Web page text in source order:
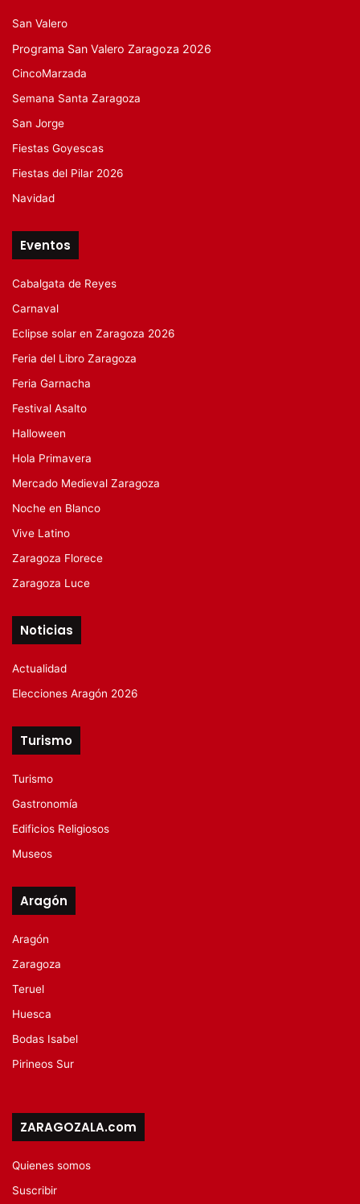
San Valero
Programa San Valero Zaragoza 2026
CincoMarzada
Semana Santa Zaragoza
San Jorge
Fiestas Goyescas
Fiestas del Pilar 2026
Navidad
Eventos
Cabalgata de Reyes
Carnaval
Eclipse solar en Zaragoza 2026
Feria del Libro Zaragoza
Feria Garnacha
Festival Asalto
Halloween
Hola Primavera
Mercado Medieval Zaragoza
Noche en Blanco
Vive Latino
Zaragoza Florece
Zaragoza Luce
Noticias
Actualidad
Elecciones Aragón 2026
Turismo
Turismo
Gastronomía
Edificios Religiosos
Museos
Aragón
Aragón
Zaragoza
Teruel
Huesca
Bodas Isabel
Pirineos Sur
ZARAGOZALA.com
Quienes somos
Suscribir